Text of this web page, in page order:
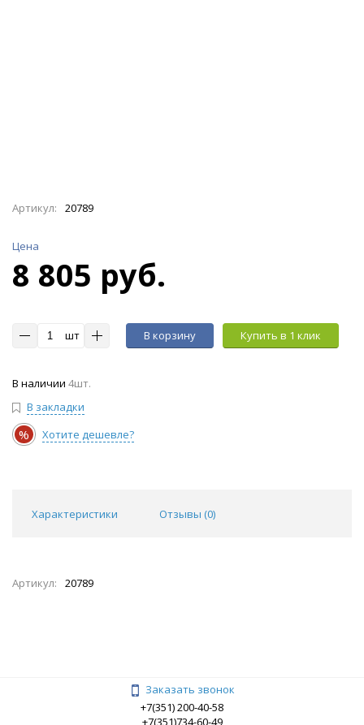
Артикул: 20789
Цена
8 805 руб.
шт В корзину Купить в 1 клик
В наличии 4шт.
В закладки
% Хотите дешевле?
Характеристики Отзывы (0)
Артикул: 20789
Заказать звонок
+7(351) 200-40-58
+7(351)734-60-49